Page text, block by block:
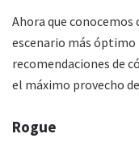
Ahora que conocemos
escenario más óptimo
recomendaciones de
el máximo provecho
Rogue